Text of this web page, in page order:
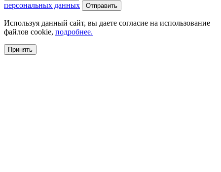
персональных данных
Используя данный сайт, вы даете согласие на использование
файлов cookie, подробнее.
Принять